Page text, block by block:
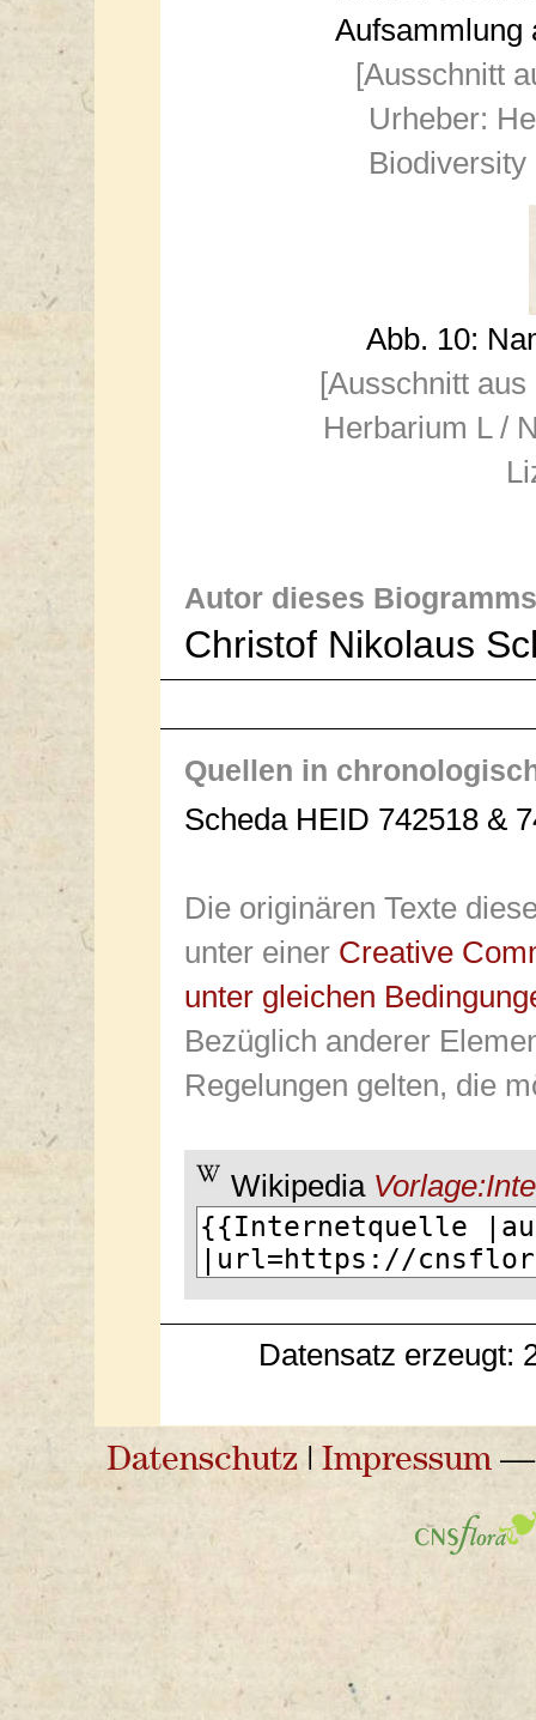
Aufsammlung
[Ausschnitt
Urheber:
Abb. 10:
[Ausschnitt
Herbarium L /
Autor dieses
Christof Nikolaus
Quellen in
Scheda HEID 742518 &
Die originären Texte
unter einer Creative
unter gleichen
Bezüglich anderer
Regelungen gelten, die
Wikipedia
Datensatz erzeugt:
Datenschutz Impressum—